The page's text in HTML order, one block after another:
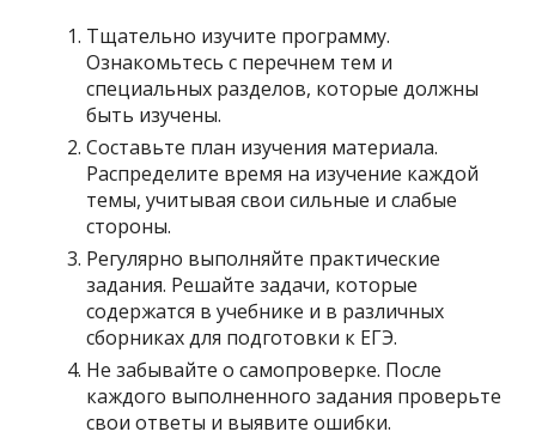
Тщательно изучите программу.
Ознакомьтесь с перечнем тем и
специальных разделов, которые должны
быть изучены.
Составьте план изучения материала.
Распределите время на изучение каждой
темы, учитывая свои сильные и слабые
стороны.
Регулярно выполняйте практические
задания. Решайте задачи, которые
содержатся в учебнике и в различных
сборниках для подготовки к ЕГЭ.
Не забывайте о самопроверке. После
каждого выполненного задания проверьте
свои ответы и выявите ошибки.